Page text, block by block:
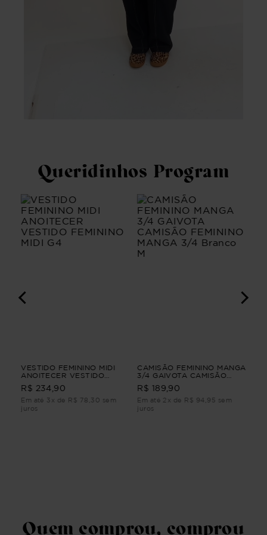
Queridinhos Program
VESTIDO FEMININO MIDI
ANOITECER VESTIDO
FEMININO MIDI G4
R$ 234,90
Em até 3x de R$ 78,30 sem
juros
CAMISÃO FEMININO MANGA
3/4 GAIVOTA CAMISÃO
FEMININO MANGA 3/4
Branco M
R$ 189,90
Em até 2x de R$ 94,95 sem
juros
Quem comprou, comprou